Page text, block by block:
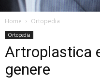
Home Ortopedia
Ortopedia
Artroplastica
genere